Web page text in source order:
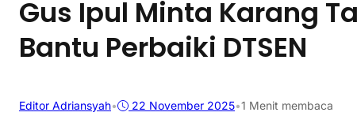
Gus Ipul Minta Karang
Bantu Perbaiki DTSEN
Editor Adriansyah• 22 November 2025•1 Menit membaca